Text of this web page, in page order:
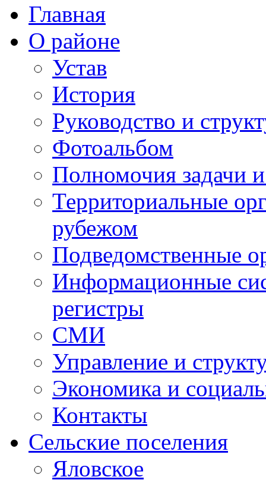
Главная
О районе
Устав
История
Руководство и
Фотоальбом
Полномочия задачи
Территориальные
рубежом
Подведомственные
Информационные
регистры
СМИ
Управление и
Экономика и
Контакты
Сельские поселения
Яловское